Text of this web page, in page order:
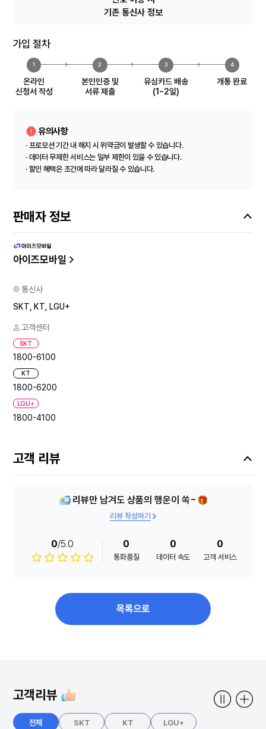
기존 통신사 정보
가입 절차
1
온라인
신청서 작성
2
본인인증 및
서류 제출
3
유심카드 배송
(1~2일)
4
개통 완료
유의사항
· 프로모션 기간 내 해지 시 위약금이 발생할 수 있습니다.
· 데이터 무제한 서비스는 일부 제한이 있을 수 있습니다.
· 할인 혜택은 조건에 따라 달라질 수 있습니다.
판매자 정보
아이즈모바일
통신사
SKT, KT, LGU+
고객센터
SKT
1800-6100
KT
1800-6200
LGU+
1800-4100
고객 리뷰
리뷰만 남겨도 상품의 행운이 쏙~
리뷰 작성하기
0/5.0 0
통화품질
0
데이터 속도
0
고객 서비스
목록으로
고객리뷰
전체 SKT KT LGU+